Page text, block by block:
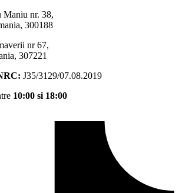
Maniu nr. 38,
300188
nr 67,
307221
J35/3129/07.08.2019
10:00 si 18:00